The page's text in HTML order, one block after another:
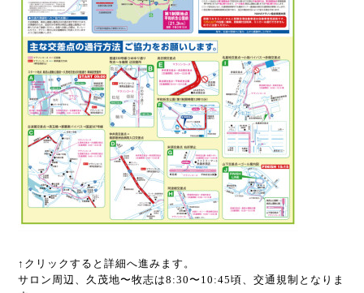
↑クリックすると詳細へ進みます。
サロン周辺、久茂地〜牧志は8:30〜10:45頃、交通規制となりま